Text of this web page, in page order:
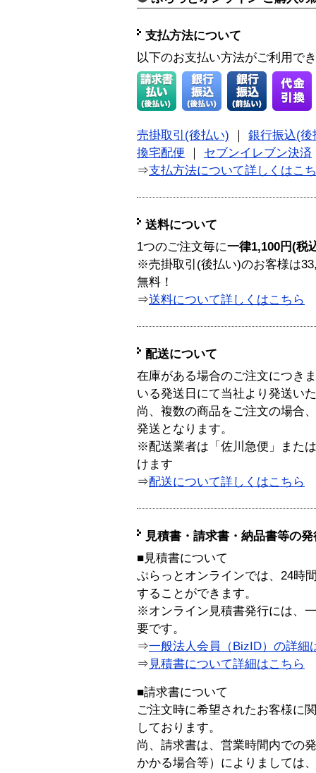
支払方法について
以下のお支払い方法がご利用で
売掛取引(後払い)
銀行振込(後
換宅配便
セブンイレブン決済
⇒支払方法について詳しくはこ
送料について
1つのご注文毎に一律1,100円(税
※売掛取引(後払い)のお客様は
無料！
⇒送料について詳しくはこちら
配送について
在庫がある場合のご注文につき
いる発送日にて当社より発送い
尚、複数の商品をご注文の場合
発送となります。
※配送業者は「佐川急便」また
けます
⇒配送について詳しくはこちら
見積書・請求書・納品書等の
■見積書について
ぷらっとオンラインでは、24時
することができます。
※オンライン見積書発行には、
要です。
⇒一般法人会員（BizID）の詳細
⇒ 見積書について詳細はこちら
■請求書について
ご注文時に希望されたお客様に
しております。
尚、請求書は、営業時間内での
かかる場合等）によりましては